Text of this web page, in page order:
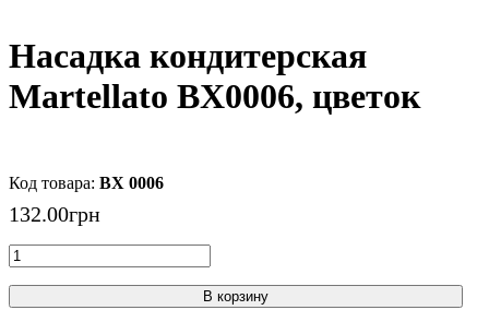
Насадка кондитерская
Martellato BX0006, цветок
BX 0006
132.00грн
В корзину